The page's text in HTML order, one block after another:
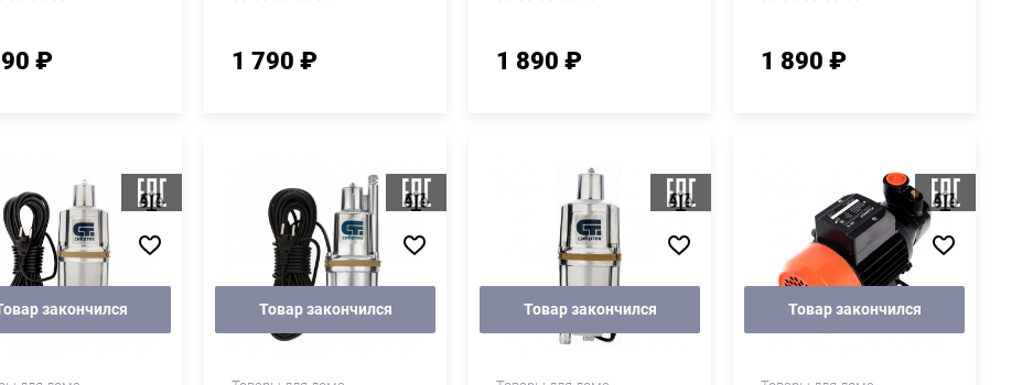
₽ 1 790 ₽ 1 890 ₽ 1 890 ₽
закончился Товар закончился Товар закончился Товар закончился